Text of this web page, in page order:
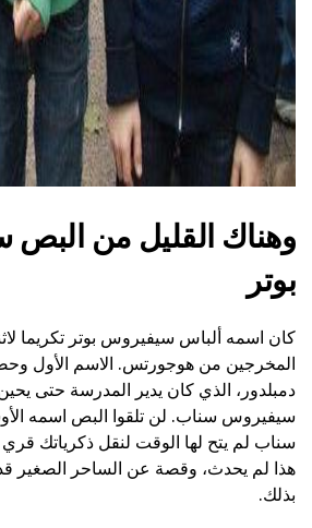
وهناك القليل من
بوتر
كان اسمه ألباس سيفيروس بوتر تكريما
المخرجين من هوجورتس. الاسم الأول
دمبلدور، الذي كان يدير المدرسة حتى
سيفيروس سناب. لن تلقوا البص اسمه
هذا لم يحدث، وقصة عن الساحر الصغير
بذلك.